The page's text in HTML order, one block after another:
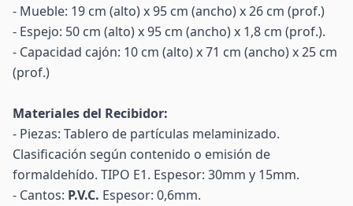
- Mueble: 19 cm (alto) x 95 cm (ancho) x 26 cm (prof.)
- Espejo: 50 cm (alto) x 95 cm (ancho) x 1,8 cm (prof.).
- Capacidad cajón: 10 cm (alto) x 71 cm (ancho) x 25 cm
(prof.)
Materiales del Recibidor:
- Piezas: Tablero de partículas melaminizado.
Clasificación según contenido o emisión de
formaldehído. TIPO E1. Espesor: 30mm y 15mm.
- Cantos: P.V.C. Espesor: 0,6mm.